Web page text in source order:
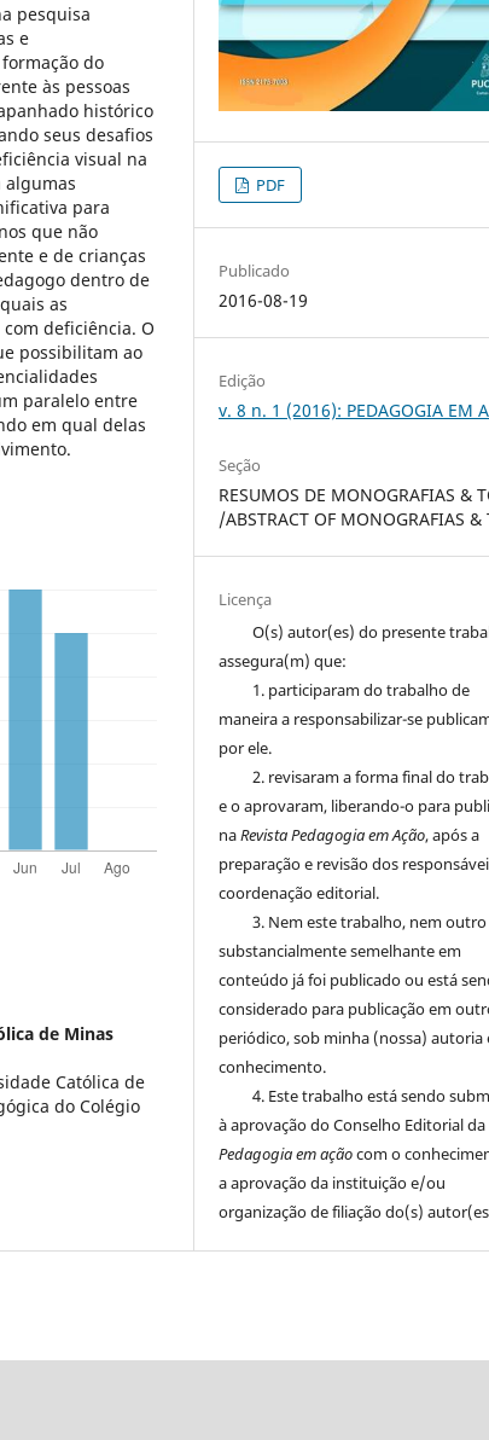
pesquisa
e
do
às pessoas
histórico
seus desafios
visual na
algumas
para
que não
e de crianças
dentro de
as
deficiência. O
possibilitam ao
paralelo entre
em qual delas
de Minas
Católica de
do Colégio
PDF
Publicado
2016-08-19
Edição
v. 8 n. 1 (2016): PEDAGOGIA EM
Seção
RESUMOS DE MONOGRAFIAS &
/ABSTRACT OF MONOGRAFIAS &
Licença
O(s) autor(es) do presente
assegura(m) que:
1. participaram do trabalho de
maneira a responsabilizar-se
por ele.
2. revisaram a forma final do
e o aprovaram, liberando-o para
naRevista Pedagogia em Ação, após a
preparação e revisão dos
coordenação editorial.
3. Nem este trabalho, nem outro
substancialmente semelhante em
conteúdo já foi publicado ou está
considerado para publicação em
periódico, sob minha (nossa) autoria
conhecimento.
4. Este trabalho está sendo
à aprovação do Conselho Editorial da
Pedagogia em açãocom o
a aprovação da instituição e/ou
organização de filiação do(s)